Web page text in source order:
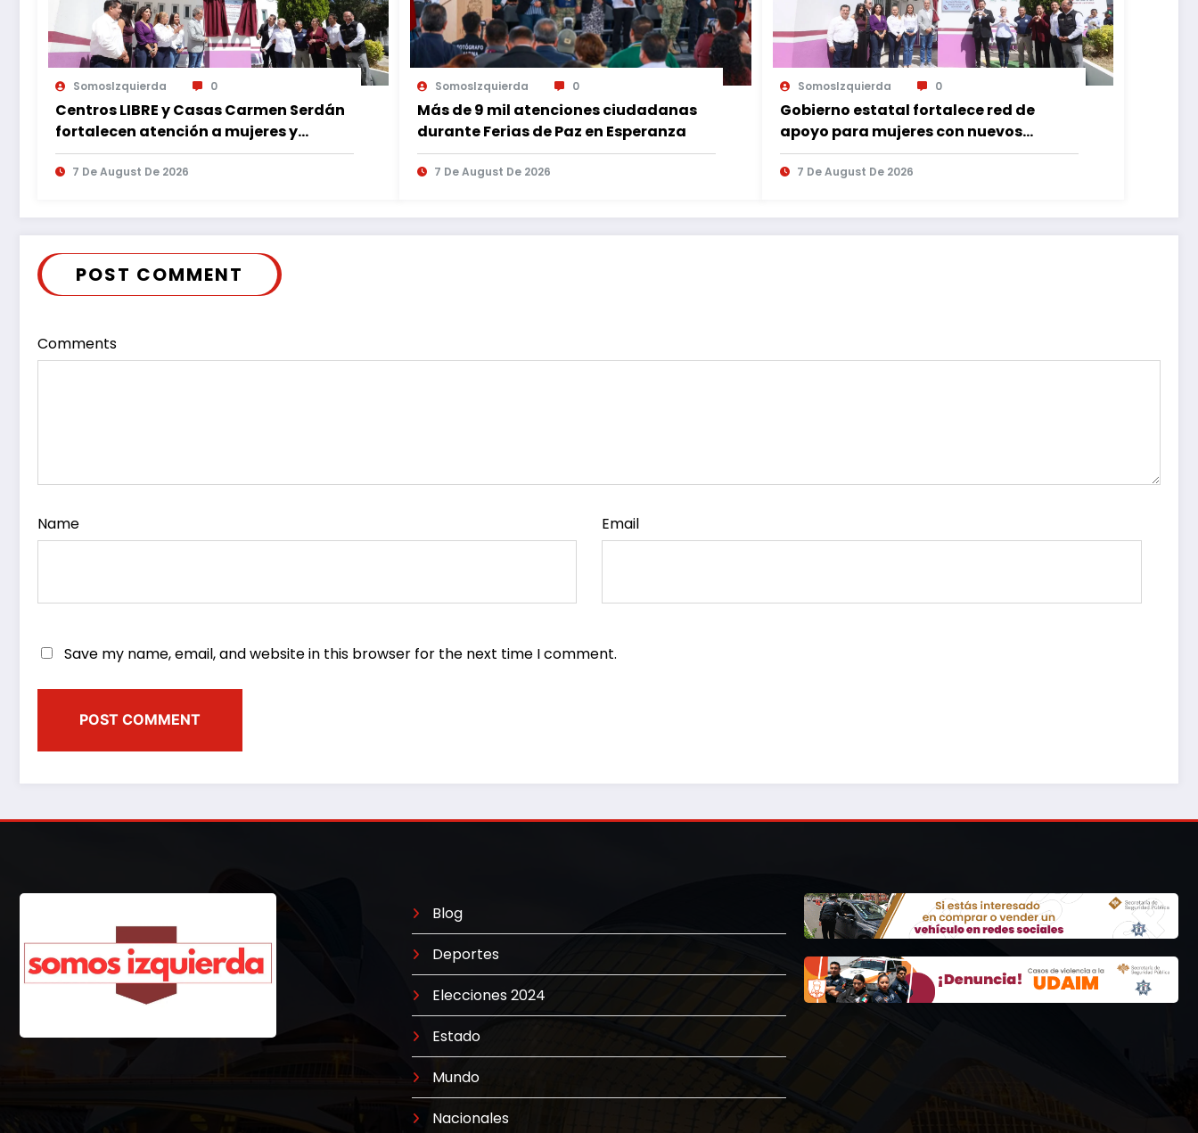
SomosIzquierda 0
Centros LIBRE y Casas Carmen Serdán
fortalecen atención a mujeres y
reducen feminicidio en Puebla
7 De August De 2026
SomosIzquierda 0
Más de 9 mil atenciones ciudadanas
durante Ferias de Paz en Esperanza
7 De August De 2026
SomosIzquierda 0
Gobierno estatal fortalece red de
apoyo para mujeres con nuevos
espacios de atención en Puebla
7 De August De 2026
POST COMMENT
Comments
Name Email
Save my name, email, and website in this browser for the next time I comment.
Blog
Deportes
Elecciones 2024
Estado
Mundo
Nacionales